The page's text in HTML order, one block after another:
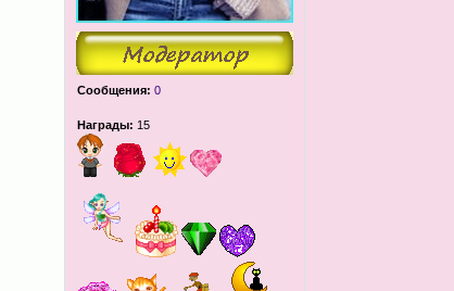
Сообщения: 0
Награды: 15